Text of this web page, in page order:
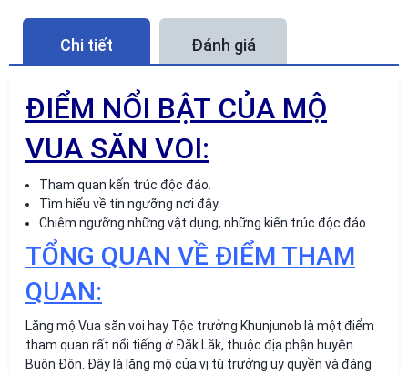
Chi tiết Đánh giá
ĐIỂM NỔI BẬT CỦA MỘ
VUA SĂN VOI:
Tham quan kến trúc độc đáo.
Tìm hiểu về tín ngưỡng nơi đây.
Chiêm ngưỡng những vật dụng, những kiến trúc độc đáo.
TỔNG QUAN VỀ ĐIỂM THAM
QUAN:
Lăng mộ Vua săn voi hay Tộc trưởng Khunjunob là một điểm
tham quan rất nổi tiếng ở Đắk Lắk, thuộc địa phận huyện
Buôn Đôn. Đây là lăng mộ của vị tù trưởng uy quyền và đáng